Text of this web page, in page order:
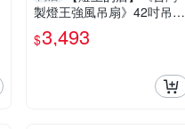
製燈王強風吊扇》42吋吊扇
+吊扇燈3+1燈(馬達保固十
年) ☆KS-277+KS-278
$3,493